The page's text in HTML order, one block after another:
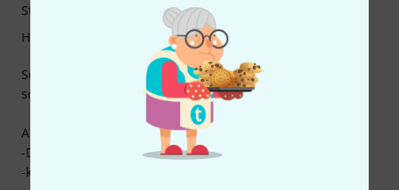
Sehr stabiles Rack oft stehen viele andere vor allem auch
schwere Racks oder Cases auf dem Rack von Thon.
Auch die Verarbeitung ist sehr gut.
-Deckel passen perfekt
-keine Spalte oder Lücken
Stabilität
Handling